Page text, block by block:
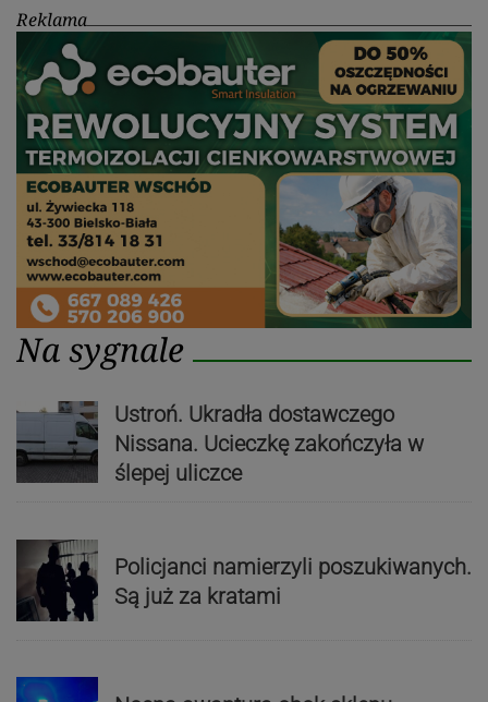
Reklama
Na sygnale
Ustroń. Ukradła dostawczego
Nissana. Ucieczkę zakończyła w
ślepej uliczce
Policjanci namierzyli poszukiwanych.
Są już za kratami